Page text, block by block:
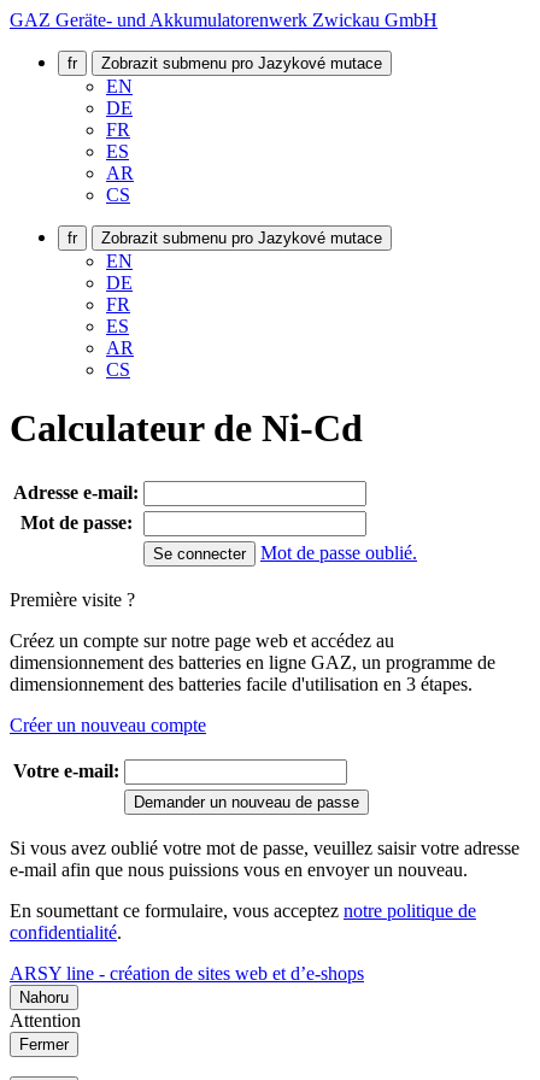
GAZ Geräte- und Akkumulatorenwerk Zwickau GmbH
fr Zobrazit submenu pro Jazykové mutace
EN
DE
FR
ES
AR
CS
fr Zobrazit submenu pro Jazykové mutace
EN
DE
FR
ES
AR
CS
Calculateur de Ni-Cd
Adresse e-mail:
Mot de passe:
Mot de passe oublié.
Première visite ?
Créez un compte sur notre page web et accédez au
dimensionnement des batteries en ligne GAZ, un programme de
dimensionnement des batteries facile d'utilisation en 3 étapes.
Créer un nouveau compte
Votre e-mail:
Demander un nouveau de passe
Si vous avez oublié votre mot de passe, veuillez saisir votre adresse
e-mail afin que nous puissions vous en envoyer un nouveau.
En soumettant ce formulaire, vous acceptez notre politique de
confidentialité.
ARSY line - création de sites web et d’e-shops
Nahoru
Attention
Fermer